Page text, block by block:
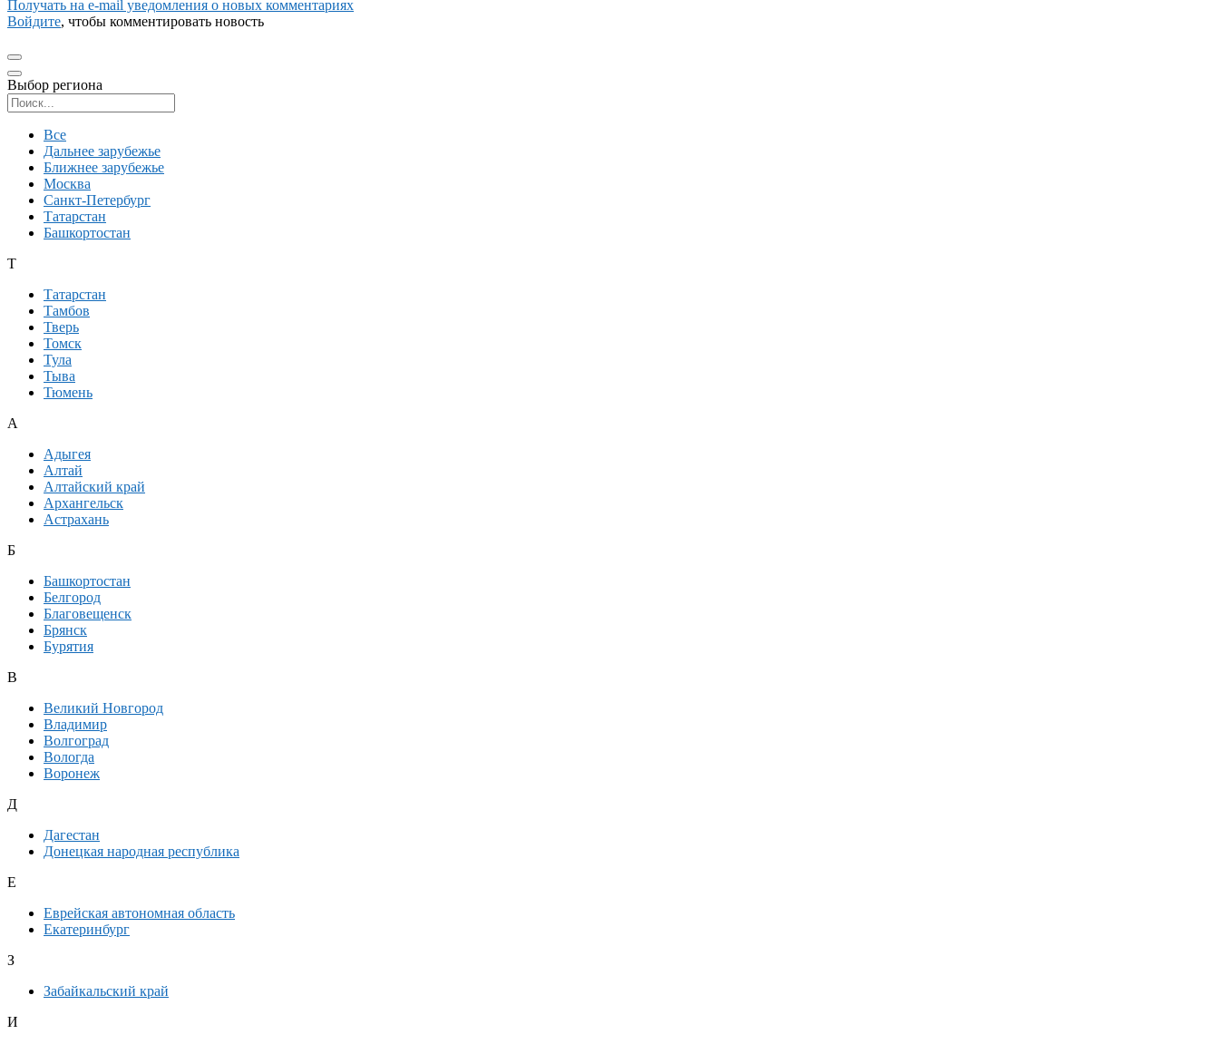
Получать на e‑mail уведомления о новых комментариях
Войдите, чтобы комментировать новость
Выбор региона
Все
Дальнее зарубежье
Ближнее зарубежье
Москва
Санкт-Петербург
Татарстан
Башкортостан
Т
Татарстан
Тамбов
Тверь
Томск
Тула
Тыва
Тюмень
А
Адыгея
Алтай
Алтайский край
Архангельск
Астрахань
Б
Башкортостан
Белгород
Благовещенск
Брянск
Бурятия
В
Великий Новгород
Владимир
Волгоград
Вологда
Воронеж
Д
Дагестан
Донецкая народная республика
Е
Еврейская автономная область
Екатеринбург
З
Забайкальский край
И